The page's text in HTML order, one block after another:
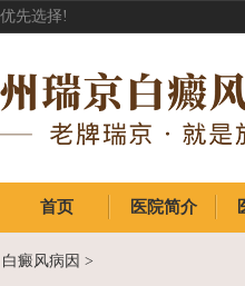
先选择!
首页
首页
医院简介
白癜风病因 >